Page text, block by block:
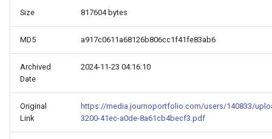
Size 817604 bytes
MD5 a917c0611a68126b806cc1f41fe83ab6
Archived
Date
2024-11-23 04:16:10
Original
Link
https://media.journoportfolio.com/users/140833/
3200-41ec-a0de-8a61cb4becf3.pdf